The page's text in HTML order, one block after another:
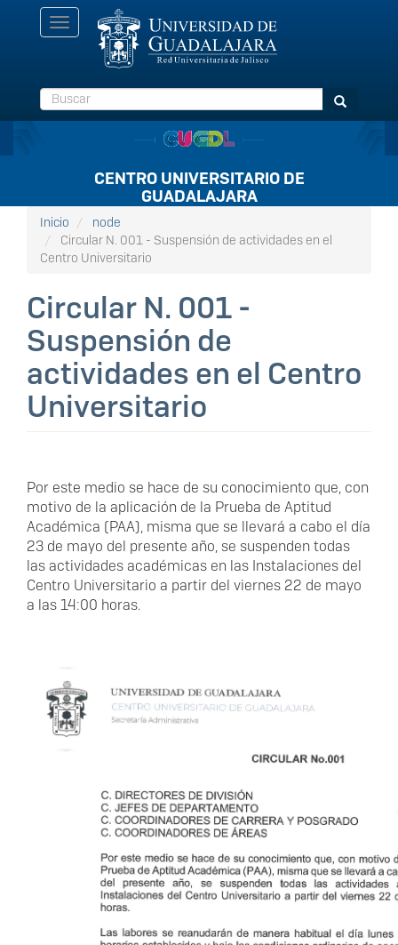
Toggle
navigation
Buscar Buscar
CENTRO UNIVERSITARIO DE
GUADALAJARA
Inicio
node
Circular N. 001 - Suspensión de actividades en el
Centro Universitario
Circular N. 001 -
Suspensión de
actividades en el Centro
Universitario
Por este medio se hace de su conocimiento que, con
motivo de la aplicación de la Prueba de Aptitud
Académica (PAA), misma que se llevará a cabo el día
23 de mayo del presente año, se suspenden todas
las actividades académicas en las Instalaciones del
Centro Universitario a partir del viernes 22 de mayo
a las 14:00 horas.